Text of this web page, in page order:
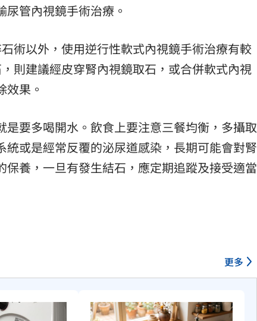
管內視鏡手術治療。
術以外，使用逆行性軟式內視鏡手術治療有較
則建議經皮穿腎內視鏡取石，或合併軟式內視
果。
要多喝開水。飲食上要注意三餐均衡，多攝取
或是經常反覆的泌尿道感染，長期可能會對腎
養，一旦有發生結石，應定期追蹤及接受適當
更多